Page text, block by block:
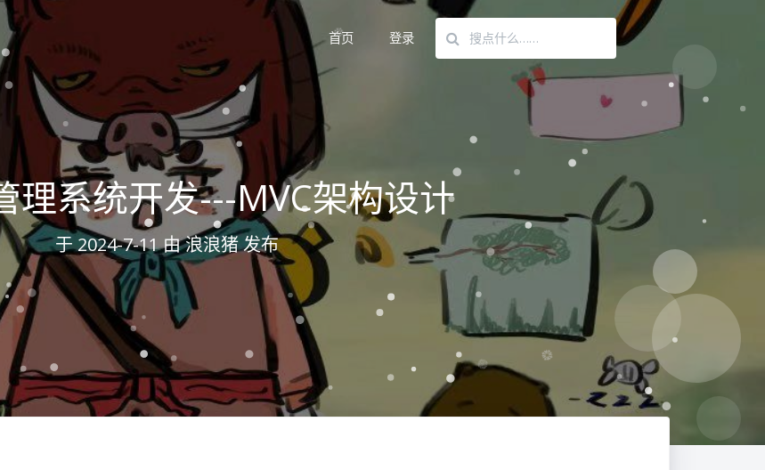
首页 登录
理系统开发---MVC架构设计
于2024-7-11由 浪浪猪 发布